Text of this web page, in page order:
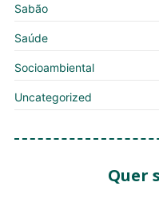
Sabão
Saúde
Socioambiental
Uncategorized
Quer